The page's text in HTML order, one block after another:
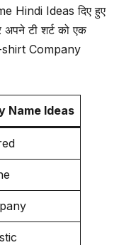
Hindi Ideas दिए हुए
टी शर्ट को एक
shirt Company
Name Ideas